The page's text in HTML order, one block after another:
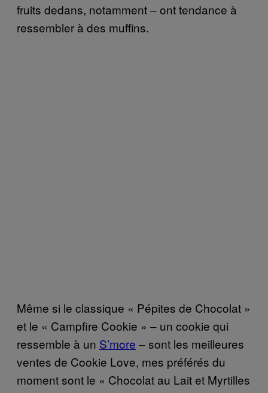
fruits dedans, notamment – ont tendance à
ressembler à des muffins.
Même si le classique « Pépites de Chocolat »
et le « Campfire Cookie » – un cookie qui
ressemble à un S’more – sont les meilleures
ventes de Cookie Love, mes préférés du
moment sont le « Chocolat au Lait et Myrtilles